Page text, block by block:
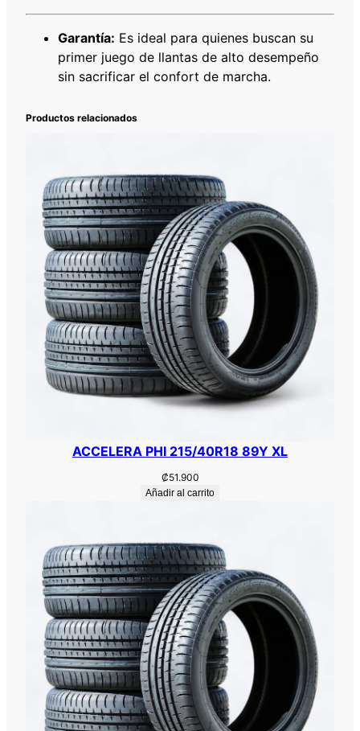
Garantía: Es ideal para quienes buscan su
primer juego de llantas de alto desempeño
sin sacrificar el confort de marcha.
Productos relacionados
ACCELERA PHI 215/40R18 89Y XL
₡51.900
Añadir al carrito